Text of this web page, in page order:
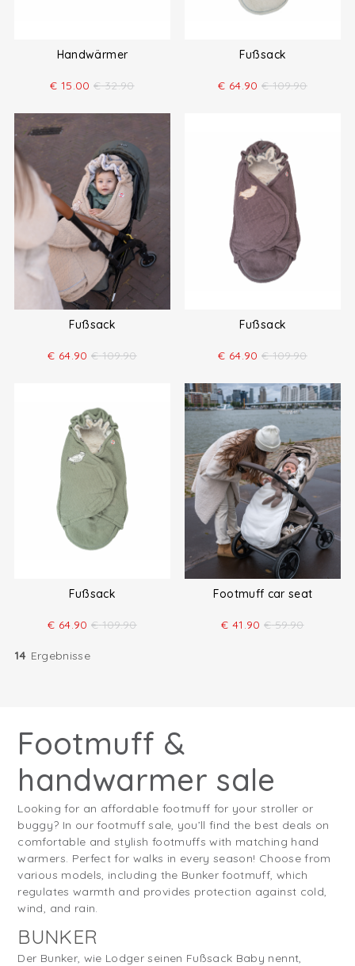
Handwärmer
€ 15.00 € 32.90
Fußsack
€ 64.90 € 109.90
Fußsack
€ 64.90 € 109.90
Fußsack
€ 64.90 € 109.90
Fußsack
€ 64.90 € 109.90
Footmuff car seat
€ 41.90 € 59.90
14 Ergebnisse
Footmuff &
handwarmer sale
Looking for an affordable footmuff for your stroller or
buggy? In our footmuff sale, you’ll find the best deals on
comfortable and stylish footmuffs with matching hand
warmers. Perfect for walks in every season! Choose from
various models, including the Bunker footmuff, which
regulates warmth and provides protection against cold,
wind, and rain.
BUNKER
Der Bunker, wie Lodger seinen Fußsack Baby nennt,